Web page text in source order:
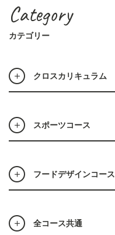
Category
カテゴリー
クロスカリキュラム
スポーツコース
フードデザインコース
全コース共通